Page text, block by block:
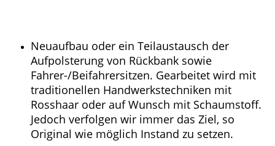
Neuaufbau oder ein Teilaustausch der
Aufpolsterung von Rückbank sowie
Fahrer-/Beifahrersitzen. Gearbeitet wird mit
traditionellen Handwerkstechniken mit
Rosshaar oder auf Wunsch mit Schaumstoff.
Jedoch verfolgen wir immer das Ziel, so
Original wie möglich Instand zu setzen.